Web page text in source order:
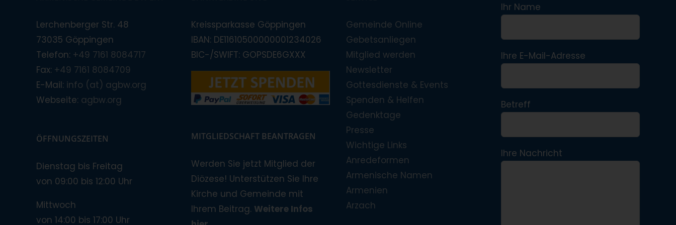
Lerchenberger Str. 48
73035 Göppingen
Telefon: +49 7161 8084717
Fax: +49 7161 8084709
E-Mail: info (at) agbw.org
Webseite: agbw.org
ÖFFNUNGSZEITEN
Dienstag bis Freitag
von 09:00 bis 12:00 Uhr
Mittwoch
von 14:00 bis 17:00 Uhr
Kreissparkasse Göppingen
IBAN: DE11610500000001234026
BIC-/SWIFT: GOPSDE6GXXX
MITGLIEDSCHAFT BEANTRAGEN
Werden Sie jetzt Mitglied der
Diözese! Unterstützen Sie Ihre
Kirche und Gemeinde mit
Ihrem Beitrag. Weitere Infos
Gemeinde Online
Gebetsanliegen
Mitglied werden
Newsletter
Gottesdienste & Events
Spenden & Helfen
Gedenktage
Presse
Wichtige Links
Anredeformen
Armenische Namen
Armenien
Arzach
Ihr Name
Ihre E-Mail-Adresse
Betreff
Ihre Nachricht